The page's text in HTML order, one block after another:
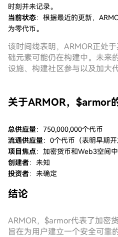
时刻并未记录。
当前状态：根据最近的更新，
为零代币。
该时间线表明，ARMOR正处
础元素可能仍在构建中。未来
设施、构建社区参与以及加大
关于ARMOR，$armor
总供应量：750,000,000个代币
流通供应量：0个代币（表明早期开
项目焦点：加密货币和Web3空间
创建者：未知
投资者：未确定
结论
ARMOR，$armor代表了加密
旨在为用户建立一个安全可靠